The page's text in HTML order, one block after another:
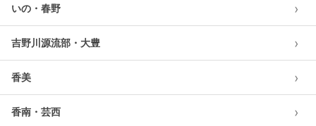
いの・春野 ›
吉野川源流部・大豊 ›
香美 ›
香南・芸西 ›